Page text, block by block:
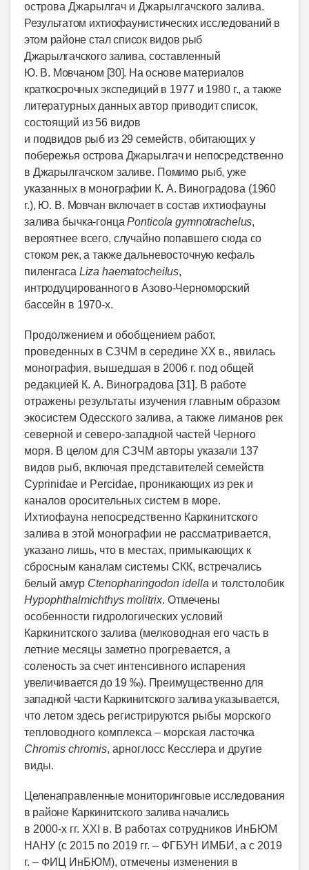
острова Джарылгач и Джарылгачского залива.
Результатом ихтиофаунистических исследований в
этом районе стал список видов рыб
Джарылгачского залива, составленный
Ю. В. Мовчаном [30]. На основе материалов
краткосрочных экспедиций в 1977 и 1980 г., а также
литературных данных автор приводит список,
состоящий из 56 видов
и подвидов рыб из 29 семейств, обитающих у
побережья острова Джарылгач и непосредственно
в Джарылгачском заливе. Помимо рыб, уже
указанных в монографии К. А. Виноградова (1960
г.), Ю. В. Мовчан включает в состав ихтиофауны
залива бычка-гонцаPonticola gymnotrachelus,
вероятнее всего, случайно попавшего сюда со
стоком рек, а также дальневосточную кефаль
пиленгаса Liza haematocheilus,
интродуцированного в Азово-Черноморский
бассейн в 1970-х.
Продолжением и обобщением работ,
проведенных в СЗЧМ в середине XX в., явилась
монография, вышедшая в 2006 г. под общей
редакцией К. А. Виноградова [31]. В работе
отражены результаты изучения главным образом
экосистем Одесского залива, а также лиманов рек
северной и северо-западной частей Черного
моря. В целом для СЗЧМ авторы указали 137
видов рыб, включая представителей семейств
Cyprinidae и Percidae, проникающих из рек и
каналов оросительных систем в море.
Ихтиофауна непосредственно Каркинитского
залива в этой монографии не рассматривается,
указано лишь, что в местах, примыкающих к
сбросным каналам системы СКК, встречались
белый амур Ctenopharingodon idella и толстолобик
Hypophthalmichthys molitrix. Отмечены
особенности гидрологических условий
Каркинитского залива (мелководная его часть в
летние месяцы заметно прогревается, а
соленость за счет интенсивного испарения
увеличивается до 19 ‰). Преимущественно для
западной части Каркинитского залива указывается,
что летом здесь регистрируются рыбы морского
тепловодного комплекса – морская ласточка
Chromis chromis, арноглосс Кесслера и другие
виды.
Целенаправленные мониторинговые исследования
в районе Каркинитского залива начались
в 2000-х гг. XXI в. В работах сотрудников ИнБЮМ
НАНУ (с 2015 по 2019 гг. – ФГБУН ИМБИ, а с 2019
г. – ФИЦ ИнБЮМ), отмечены изменения в